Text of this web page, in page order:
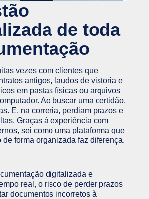
de toda
vezes com clientes que
antigos, laudos de vistoria e
em pastas físicas ou arquivos
Ao buscar uma certidão,
E, na correria, perdiam prazos e
Graças à experiência com
sei como uma plataforma que
de forma organizada faz diferença.
digitalizada e
real, o risco de perder prazos
documentos incorretos à